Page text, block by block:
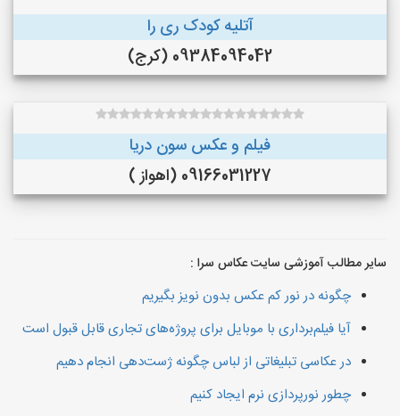
آتلیه کودک ری را
09384094042 (کرج)
فیلم و عکس سون دریا
09166031227 (اهواز )
سایر مطالب آموزشی سایت عکاس سرا :
چگونه در نور کم عکس بدون نویز بگیریم
آیا فیلم‌برداری با موبایل برای پروژه‌های تجاری قابل قبول است
در عکاسی تبلیغاتی از لباس چگونه ژست‌دهی انجام دهیم
چطور نورپردازی نرم ایجاد کنیم